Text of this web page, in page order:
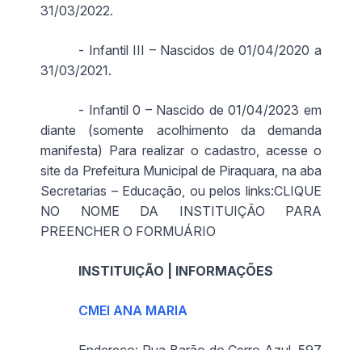
31/03/2022.
- Infantil III – Nascidos de 01/04/2020 a
31/03/2021.
- Infantil 0 – Nascido de 01/04/2023 em
diante (somente acolhimento da demanda
manifesta) Para realizar o cadastro, acesse o
site da Prefeitura Municipal de Piraquara, na aba
Secretarias – Educação, ou pelos links:CLIQUE
NO NOME DA INSTITUIÇÃO PARA
PREENCHER O FORMUÁRIO
INSTITUIÇÃO | INFORMAÇÕES
CMEI ANA MARIA